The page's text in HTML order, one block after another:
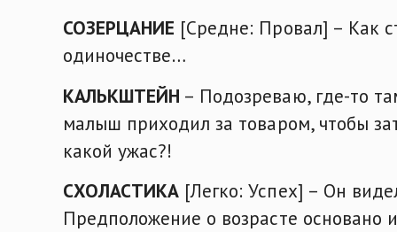
СОЗЕРЦАНИЕ [Средне: Провал] – Как
одиночестве…
КАЛЬКШТЕЙН – Подозреваю, где-то
малыш приходил за товаром, чтобы
какой ужас?!
СХОЛАСТИКА [Легко: Успех] – Он
Предположение о возрасте основано